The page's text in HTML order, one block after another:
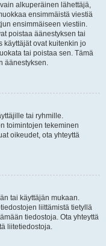
alkuperäinen lähettäjä,
ensimmäistä viestiä
ensimmäiseen viestiin.
poistaa äänestyksen tai
käyttäjät ovat kuitenkin jo
tai poistaa sen. Tämä
äänestyksen.
tai ryhmille.
toimintojen tekeminen
oikeudet, ota yhteyttä
tai käyttäjän mukaan.
liittämistä tietyllä
tiedostoja. Ota yhteyttä
liitetiedostoja.